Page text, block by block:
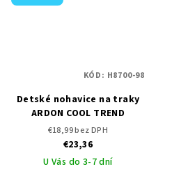
Detské nohavice na traky
ARDON COOL TREND
€18,99 bez DPH
€23,36
U Vás do 3-7 dní
KÓD: H8700-98